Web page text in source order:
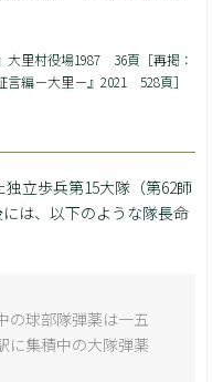
里村役場1987 36頁［再掲：
編－大里－』2021 528頁］
立歩兵第15大隊（第62師
は、以下のような隊長命
の球部隊弾薬は一五
に集積中の大隊弾薬